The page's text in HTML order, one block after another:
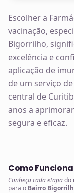
Escolher a
vacinação,
Bigorrilho,
excelência e
aplicação de
de um serviço
central de
anos a
segura e eficaz.
Como
Conheça cada etapado
para o Bairro